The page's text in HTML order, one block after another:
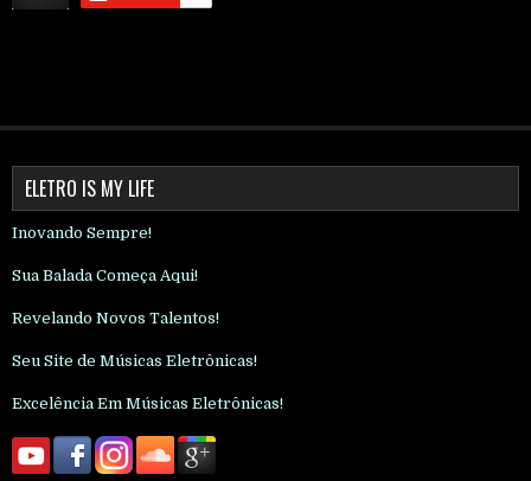
ELETRO IS MY LIFE
Inovando Sempre!
Sua Balada Começa Aqui!
Revelando Novos Talentos!
Seu Site de Músicas Eletrônicas!
Excelência Em Músicas Eletrônicas!